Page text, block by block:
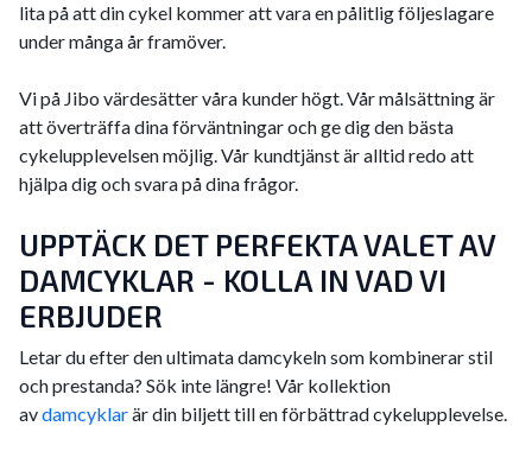
lita på att din cykel kommer att vara en pålitlig följeslagare
under många år framöver.
Vi på Jibo värdesätter våra kunder högt. Vår målsättning är
att överträffa dina förväntningar och ge dig den bästa
cykelupplevelsen möjlig. Vår kundtjänst är alltid redo att
hjälpa dig och svara på dina frågor.
UPPTÄCK DET PERFEKTA VALET AV
DAMCYKLAR - KOLLA IN VAD VI
ERBJUDER
Letar du efter den ultimata damcykeln som kombinerar stil
och prestanda? Sök inte längre! Vår kollektion
avdamcyklarär din biljett till en förbättrad cykelupplevelse.